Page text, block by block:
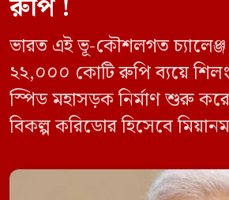
ভারত এই ভূ-কৌশলগত
২২,০০০ কোটি রুপি ব্যয়ে
স্পিড মহাসড়ক নির্মাণ শুরু
বিকল্প করিডোর হিসেবে
কলকাতা থেকে সিত্তে বন্দর হয়ে